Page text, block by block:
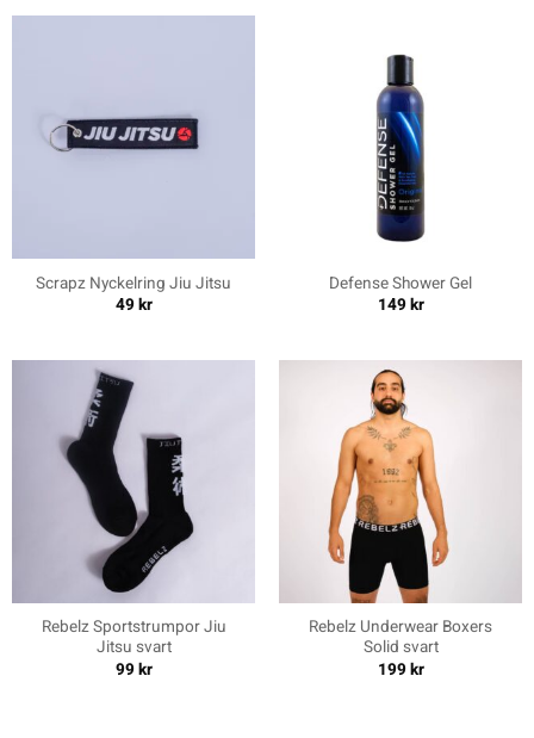
Scrapz Nyckelring Jiu Jitsu
49kr
Defense Shower Gel
149kr
Rebelz Sportstrumpor Jiu
Jitsu svart
99kr
Rebelz Underwear Boxers
Solid svart
199kr